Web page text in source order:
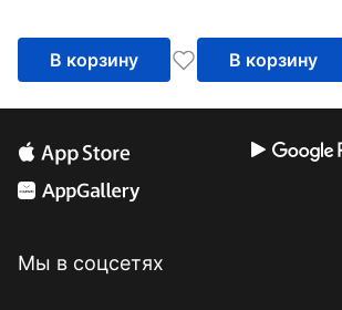
В корзину В корзину
Мы в соцсетях